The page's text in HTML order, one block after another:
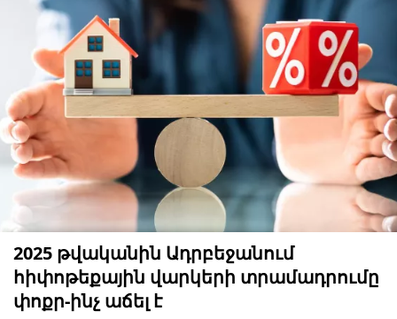
2025 թվականին Ադրբեջանում
հիփոթեքային վարկերի տրամադրումը
փոքր-ինչ աճել է